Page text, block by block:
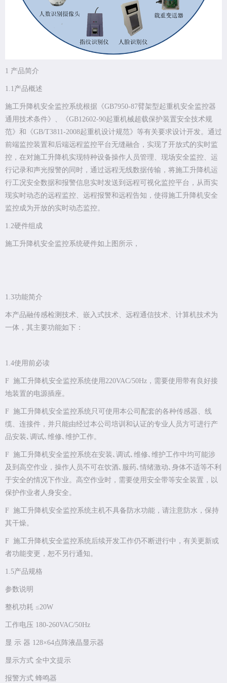
1 产品简介
1.1产品概述
施工升降机安全监控系统根据《GB7950-87臂架型起重机安全监控器
通用技术条件》、《GB12602-90起重机械超载保护装置安全技术规
范》和《GB/T3811-2008起重机设计规范》等有关要求设计开发。通过
前端监控装置和后端远程监控平台无缝融合，实现了开放式的实时监
控，在对施工升降机实现特种设备操作人员管理、现场安全监控、运
行记录和声光报警的同时，通过远程无线数据传输，将施工升降机运
行工况安全数据和报警信息实时发送到远程可视化监控平台，从而实
现实时动态的远程监控、远程报警和远程告知，使得施工升降机安全
监控成为开放的实时动态监控。
1.2硬件组成
施工升降机安全监控系统硬件如上图所示，
1.3功能简介
本产品融传感检测技术、嵌入式技术、远程通信技术、计算机技术为
一体，其主要功能如下：
1.4使用前必读
F 施工升降机安全监控系统使用220VAC/50Hz，需要使用带有良好接
地装置的电源插座。
F 施工升降机安全监控系统只可使用本公司配套的各种传感器、线
缆、连接件，并只能由经过本公司培训和认证的专业人员方可进行产
品安装､调试､维修､维护工作。
F 施工升降机安全监控系统在安装､调试､维修､维护工作中均可能涉
及到高空作业，操作人员不可在饮酒､服药､情绪激动､身体不适等不利
于安全的情况下作业。高空作业时，需要使用安全带等安全装置，以
保护作业者人身安全。
F 施工升降机安全监控系统主机不具备防水功能，请注意防水，保持
其干燥。
F 施工升降机安全监控系统后续开发工作仍不断进行中，有关更新或
者功能变更，恕不另行通知。
1.5产品规格
参数说明
整机功耗 ≤20W
工作电压 180-260VAC/50Hz
显 示 器 128×64点阵液晶显示器
显示方式 全中文提示
报警方式 蜂鸣器